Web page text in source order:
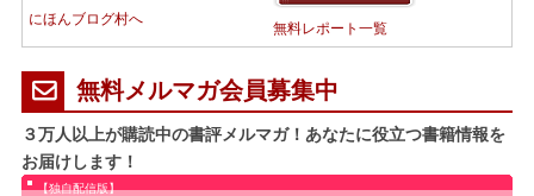
にほんブログ村へ
無料レポート一覧
無料メルマガ会員募集中
３万人以上が購読中の書評メルマガ！あなたに役立つ書籍情報を
お届けします！
【独自配信版】